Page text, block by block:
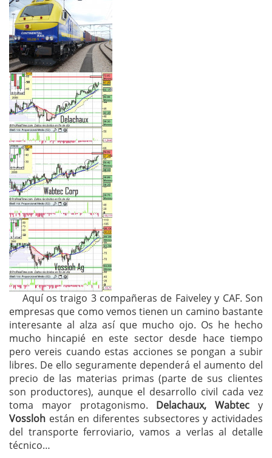
Aquí os traigo 3 compañeras de Faiveley y CAF. Son
empresas que como vemos tienen un camino bastante
interesante al alza así que mucho ojo. Os he hecho
mucho hincapié en este sector desde hace tiempo
pero vereis cuando estas acciones se pongan a subir
libres. De ello seguramente dependerá el aumento del
precio de las materias primas (parte de sus clientes
son productores), aunque el desarrollo civil cada vez
toma mayor protagonismo. Delachaux, Wabtec y
Vossloh están en diferentes subsectores y actividades
del transporte ferroviario, vamos a verlas al detalle
técnico…